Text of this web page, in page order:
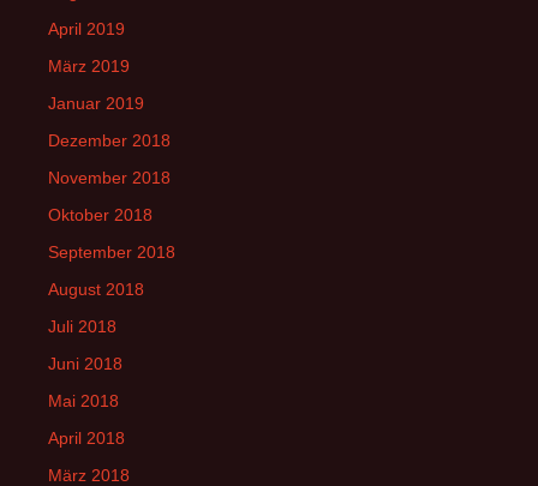
April 2019
März 2019
Januar 2019
Dezember 2018
November 2018
Oktober 2018
September 2018
August 2018
Juli 2018
Juni 2018
Mai 2018
April 2018
März 2018